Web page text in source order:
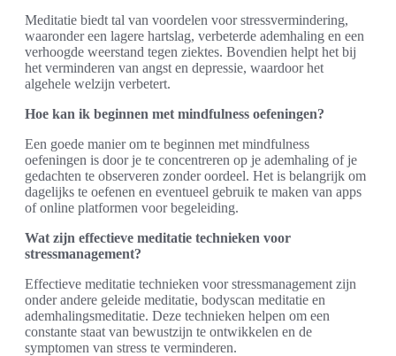
Meditatie biedt tal van voordelen voor stressvermindering,
waaronder een lagere hartslag, verbeterde ademhaling en een
verhoogde weerstand tegen ziektes. Bovendien helpt het bij
het verminderen van angst en depressie, waardoor het
algehele welzijn verbetert.
Hoe kan ik beginnen met mindfulness oefeningen?
Een goede manier om te beginnen met mindfulness
oefeningen is door je te concentreren op je ademhaling of je
gedachten te observeren zonder oordeel. Het is belangrijk om
dagelijks te oefenen en eventueel gebruik te maken van apps
of online platformen voor begeleiding.
Wat zijn effectieve meditatie technieken voor
stressmanagement?
Effectieve meditatie technieken voor stressmanagement zijn
onder andere geleide meditatie, bodyscan meditatie en
ademhalingsmeditatie. Deze technieken helpen om een
constante staat van bewustzijn te ontwikkelen en de
symptomen van stress te verminderen.